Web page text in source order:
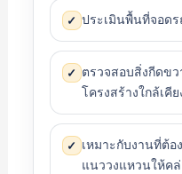
✓ ประเมินพื้นที่จอด
✓ ตรวจสอบสิ่งกีดข
โครงสร้างใกล้เคีย
✓ เหมาะกับงานที่ต้อ
แนววงแหวนให้ค